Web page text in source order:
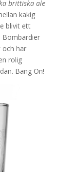
brittiska ale
kakig
blivit ett
Bombardier
och har
rolig
Bang On!